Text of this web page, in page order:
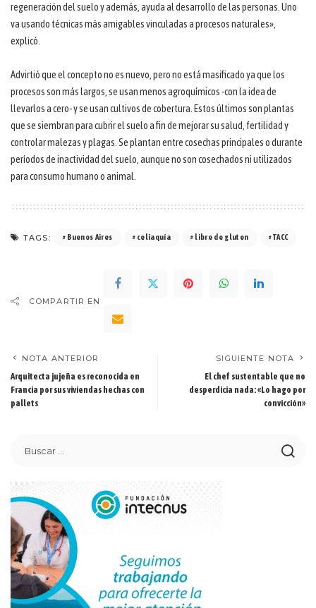
regeneración del suelo y además, ayuda al desarrollo de las personas. Uno
va usando técnicas más amigables vinculadas a procesos naturales»,
explicó.
Advirtió que el concepto no es nuevo, pero no está masificado ya que los
procesos son más largos, se usan menos agroquímicos -con la idea de
llevarlos a cero- y se usan cultivos de cobertura. Estos últimos son plantas
que se siembran para cubrir el suelo a fin de mejorar su salud, fertilidad y
controlar malezas y plagas. Se plantan entre cosechas principales o durante
períodos de inactividad del suelo, aunque no son cosechados ni utilizados
para consumo humano o animal.
TAGS: Buenos Aires celiaquía libre de gluten TACC
COMPARTIR EN
NOTA ANTERIOR
Arquitecta jujeña es reconocida en
Francia por sus viviendas hechas con
pallets
SIGUIENTE NOTA
El chef sustentable que no
desperdicia nada: «Lo hago por
convicción»